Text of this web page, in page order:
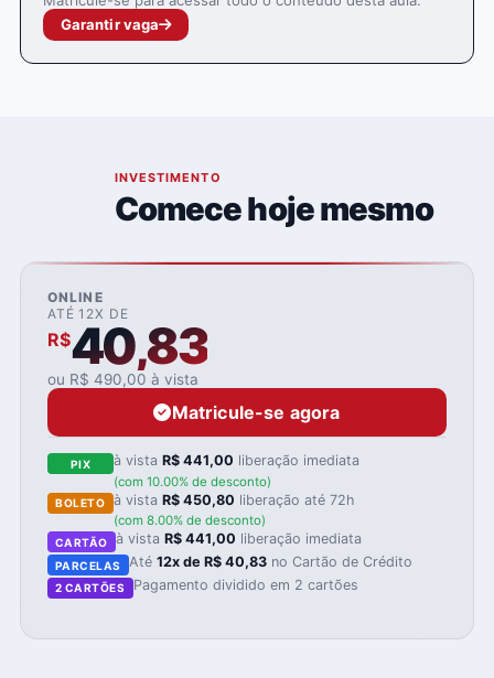
Garantir vaga
INVESTIMENTO
Comece hoje mesmo
ONLINE
ATÉ 12X DE
R$40,83
ou R$ 490,00 à vista
Matricule-se agora
PIX à vistaR$ 441,00 liberação imediata
(com 10.00% de desconto)
BOLETO à vistaR$ 450,80 liberação até 72h
(com 8.00% de desconto)
CARTÃO à vista R$ 441,00 liberação imediata
PARCELAS Até12x de R$ 40,83 no Cartão de Crédito
2 CARTÕES Pagamento dividido em 2 cartões